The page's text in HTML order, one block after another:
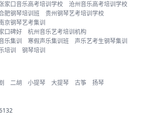
家口音乐高考培训学校
沧州音乐高考培训学校
肥钢琴培训班
贵州钢琴艺考培训学校
京钢琴艺考集训
口碑好
杭州音乐艺考培训机构
乐集训 寒假声乐集训班
声乐艺考生钢琴集训
培训 钢琴培训
二胡 小提琴 大提琴 古筝 扬琴